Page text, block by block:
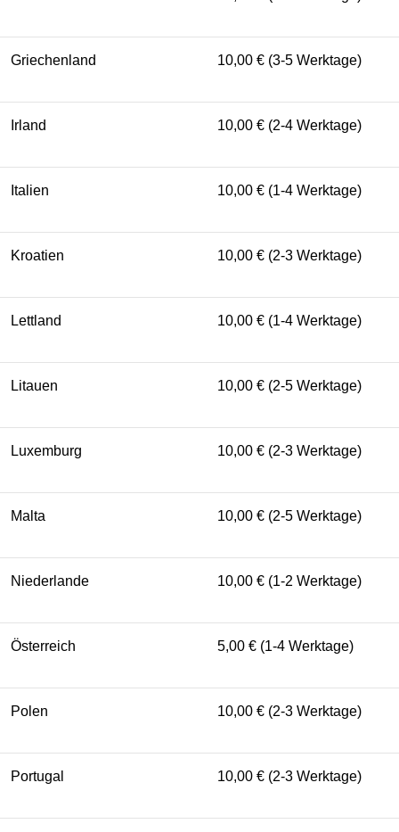
Griechenland 10,00 € (3-5 Werktage)
Irland 10,00 € (2-4 Werktage)
Italien 10,00 € (1-4 Werktage)
Kroatien 10,00 € (2-3 Werktage)
Lettland 10,00 € (1-4 Werktage)
Litauen 10,00 € (2-5 Werktage)
Luxemburg 10,00 € (2-3 Werktage)
Malta 10,00 € (2-5 Werktage)
Niederlande 10,00 € (1-2 Werktage)
Österreich 5,00 € (1-4 Werktage)
Polen 10,00 € (2-3 Werktage)
Portugal 10,00 € (2-3 Werktage)